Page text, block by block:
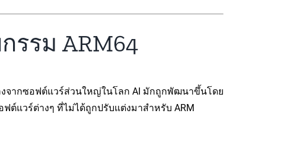
รรม ARM64
งจากซอฟต์แวร์ส่วนใหญ่ในโลก AI มักถูกพัฒนาขึ้นโดย
ต์แวร์ต่างๆ ที่ไม่ได้ถูกปรับแต่งมาสำหรับ ARM